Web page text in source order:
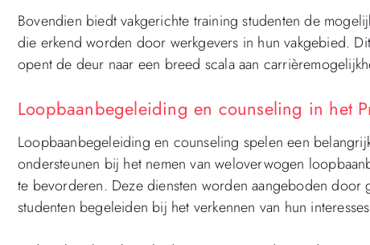
Bovendien biedt vakgerichte training studenten de
die erkend worden door werkgevers in hun vakgebied.
opent de deur naar een breed scala aan
Loopbaanbegeleiding en counseling in het
Loopbaanbegeleiding en counseling spelen een
ondersteunen bij het nemen van weloverwogen
te bevorderen. Deze diensten worden aangeboden
studenten begeleiden bij het verkennen van hun